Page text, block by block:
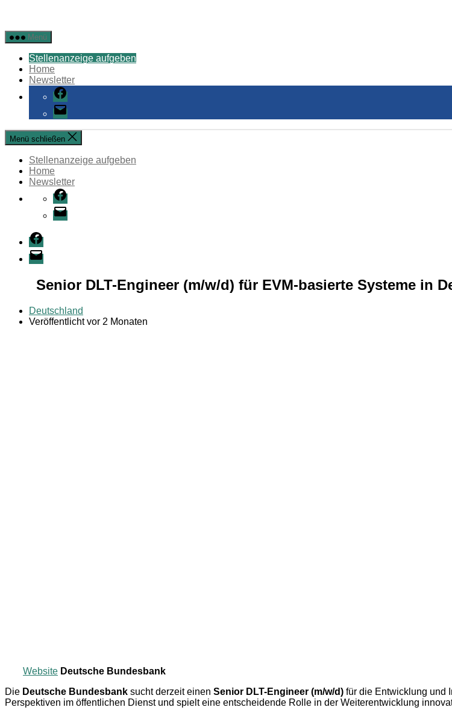
Stellenangebote
Öffentlicher
Dienst
Menü
Stellenanzeige aufgeben
Home
Newsletter
Facebook
E-
Mail
Menü schließen
Stellenanzeige aufgeben
Home
Newsletter
Facebook
E-
Mail
Facebook
E-
Mail
Senior DLT-Engineer (m/w/d) für EVM-basierte Systeme in
Deutschland
Veröffentlicht vor 2 Monaten
Website Deutsche Bundesbank
Die Deutsche Bundesbank sucht derzeit einen Senior DLT-Engineer (m/w/d) für die Entwicklung und
Perspektiven im öffentlichen Dienst und spielt eine entscheidende Rolle in der Weiterentwicklung